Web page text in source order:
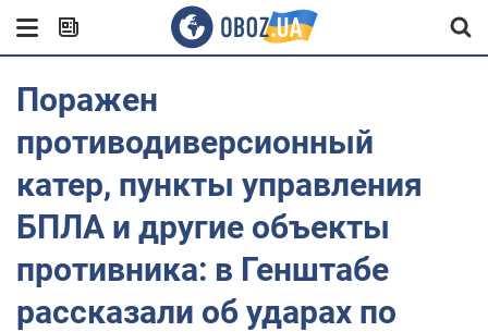
Поражен
противодиверсионный
катер, пункты управления
БПЛА и другие объекты
противника: в Генштабе
рассказали об ударах по